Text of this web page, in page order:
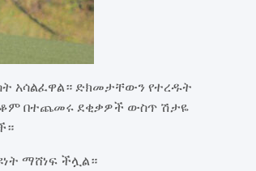
አሳልፈዋል። ድክመታቸውን የተረዱት
በተጨመሩ ደቂቃዎች ውስጥ ሽታዬ
ማሸነፍ ችሏል።